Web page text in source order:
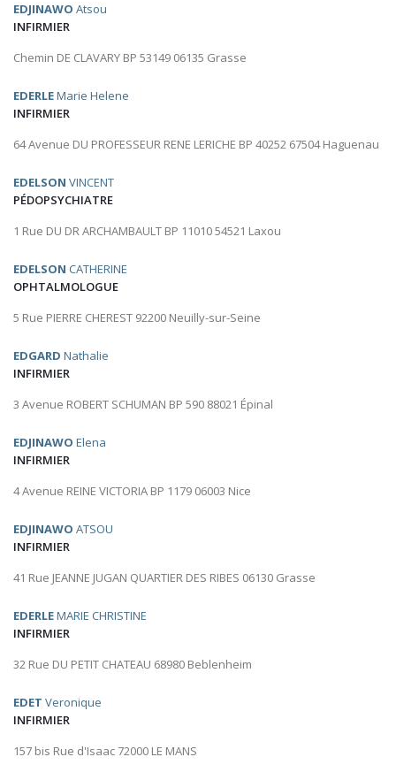
EDJINAWO Atsou
INFIRMIER
Chemin DE CLAVARY BP 53149 06135 Grasse
EDERLEMarie Helene
INFIRMIER
64 Avenue DU PROFESSEUR RENE LERICHE BP 40252 67504 Haguenau
EDELSON VINCENT
PÉDOPSYCHIATRE
1 Rue DU DR ARCHAMBAULT BP 11010 54521 Laxou
EDELSON CATHERINE
OPHTALMOLOGUE
5 Rue PIERRE CHEREST 92200 Neuilly-sur-Seine
EDGARD Nathalie
INFIRMIER
3 Avenue ROBERT SCHUMAN BP 590 88021 Épinal
EDJINAWO Elena
INFIRMIER
4 Avenue REINE VICTORIA BP 1179 06003 Nice
EDJINAWO ATSOU
INFIRMIER
41 Rue JEANNE JUGAN QUARTIER DES RIBES 06130 Grasse
EDERLEMARIE CHRISTINE
INFIRMIER
32 Rue DU PETIT CHATEAU 68980 Beblenheim
EDET Veronique
INFIRMIER
157 bis Rue d'Isaac 72000 LE MANS